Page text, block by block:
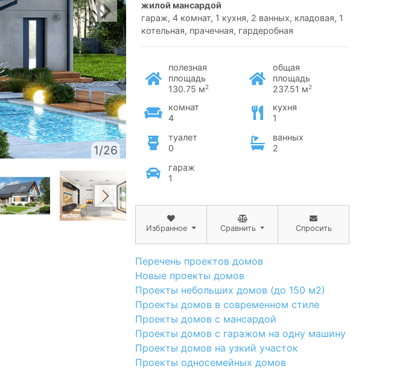
1/26
жилой мансардой
гараж, 4 комнат, 1 кухня, 2 ванных, кладовая, 1
котельная, прачечная, гардеробная
полезная
площадь
130.75 м2
общая
площадь
237.51 м2
комнат
4
кухня
1
туалет
0
ванных
2
гараж
1
Избранное Сравнить Спросить
Перечень проектов домов
Новые проекты домов
Проекты небольших домов (до 150 м2)
Проекты домов в современном стиле
Проекты домов с мансардой
Проекты домов с гаражом на одну машину
Проекты домов на узкий участок
Проекты односемейных домов